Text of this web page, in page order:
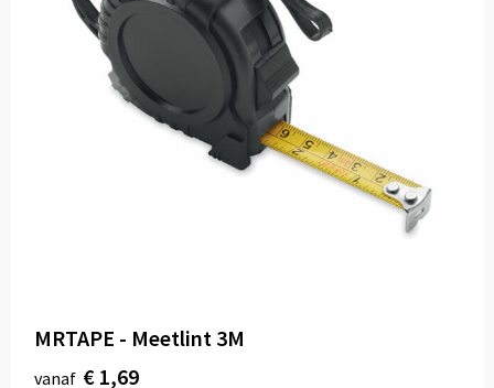
MRTAPE - Meetlint 3M
vanaf € 1,69